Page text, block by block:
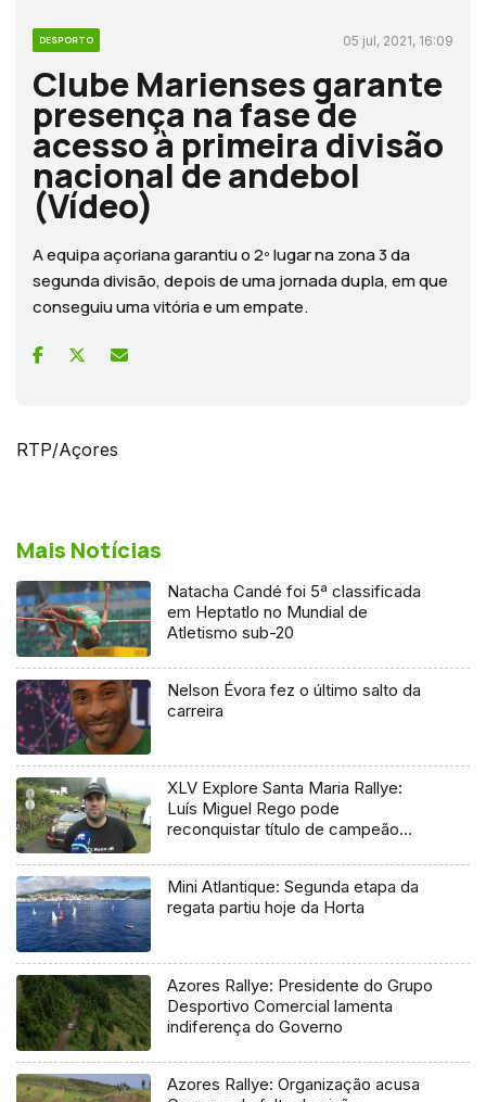
DESPORTO 05 jul, 2021, 16:09
Clube Marienses garante
presença na fase de
acesso à primeira divisão
nacional de andebol
(Vídeo)
A equipa açoriana garantiu o 2º lugar na zona 3 da
segunda divisão, depois de uma jornada dupla, em que
conseguiu uma vitória e um empate.
RTP/Açores
Mais Notícias
Natacha Candé foi 5ª classificada
em Heptatlo no Mundial de
Atletismo sub-20
Nelson Évora fez o último salto da
carreira
XLV Explore Santa Maria Rallye:
Luís Miguel Rego pode
reconquistar título de campeão
Mini Atlantique: Segunda etapa da
regata partiu hoje da Horta
Azores Rallye: Presidente do Grupo
Desportivo Comercial lamenta
indiferença do Governo
Azores Rallye: Organização acusa